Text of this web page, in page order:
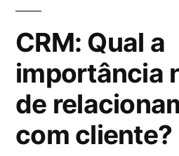
CRM: Qual a
importância
de
com cliente?